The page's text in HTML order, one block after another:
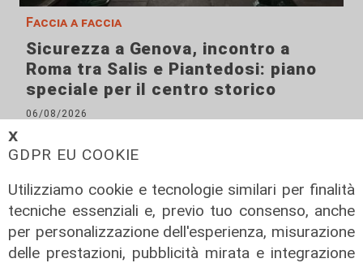
𝗫
GDPR EU COOKIE
Utilizziamo cookie e tecnologie similari per finalità
tecniche essenziali e, previo tuo consenso, anche
per personalizzazione dell'esperienza, misurazione
delle prestazioni, pubblicità mirata e integrazione
Faccia a faccia
Sicurezza a Genova, incontro a
Roma tra Salis e Piantedosi: piano
speciale per il centro storico
06/08/2026